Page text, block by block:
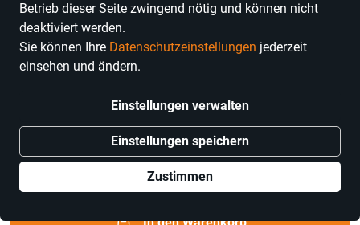
Betrieb dieser Seite zwingend nötig und können nicht
deaktiviert werden.
Sie können Ihre Datenschutzeinstellungen jederzeit
einsehen und ändern.
Einstellungen verwalten
Einstellungen speichern
Zustimmen
"Frucht trifft Süße" Rosé
Preis
4,80 € inkl. MwSt.,zzgl. Versandkosten